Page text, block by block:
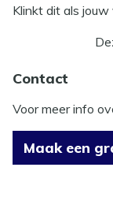
Klinkt dit als
Contact
Voor meer info
Maak een